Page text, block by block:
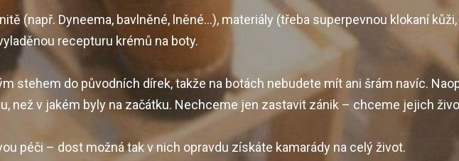
(např. Dyneema, bavlněné, lněné…), materiály (třeba superpevnou klokaní
recepturu krémů na boty.
stehem do původních dírek, takže na botách nebudete mít ani šrám navíc.
než v jakém byly na začátku. Nechceme jen zastavit zánik – chceme jejich
péči – dost možná tak v nich opravdu získáte kamarády na celý život.